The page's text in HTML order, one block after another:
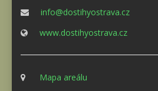
info@dostihyostrava.cz
www.dostihyostrava.cz
Mapa areálu